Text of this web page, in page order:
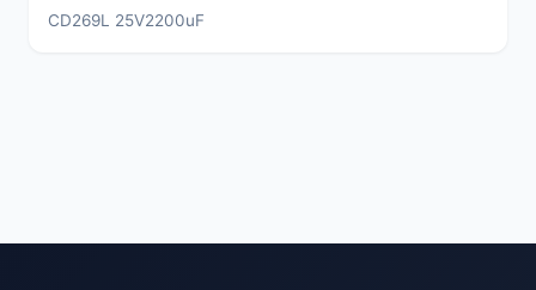
CD269L 25V2200uF